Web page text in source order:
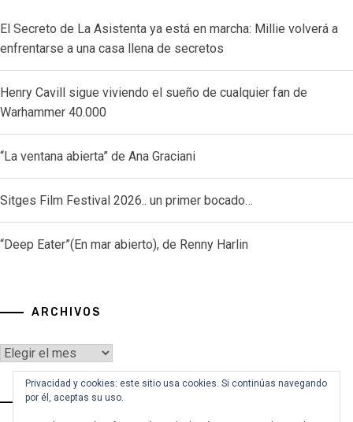
El Secreto de La Asistenta ya está en marcha: Millie volverá a
enfrentarse a una casa llena de secretos
Henry Cavill sigue viviendo el sueño de cualquier fan de
Warhammer 40.000
“La ventana abierta” de Ana Graciani
Sitges Film Festival 2026.. un primer bocado…
“Deep Eater”(En mar abierto), de Renny Harlin
ARCHIVOS
Archivos
VOY A BUSCAR…
Privacidad y cookies: este sitio usa cookies. Si continúas navegando
por él, aceptas su uso.